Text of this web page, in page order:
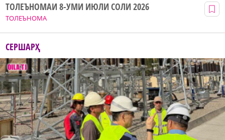
ТОЛЕЪНОМА
ТОЛЕЪНОМАИ 8-УМИ ИЮЛИ СОЛИ 2026
СЕРШАРҲ